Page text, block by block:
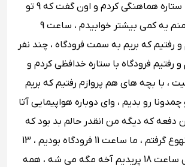
خوردم و اومدم با ستاره هماهنگی کردم و اون گفت که 9 تو
لابی هتل باشم ، منم یه کمی بیشتر خوابیدم ، ساعت 9
و رفتیم که بریم به سمت فرودگاه ، چند نفر
و رفتیم فرودگاه با ستاره خدافظی کردم و
، با بچه های هم پروازم رفتیم که بریم
رو بدیم ، وای دوباره هواپیمایی آتا
دفعه که دیگه من انقدر حالم بد بود که
سرگیجه و حالت تهوع گرفتم ، ما ساعت 11 فرودگاه بودیم ، 13
پرواز مون بود ولی ساعت 18 پریدیم آخه مگه می شه ، همه